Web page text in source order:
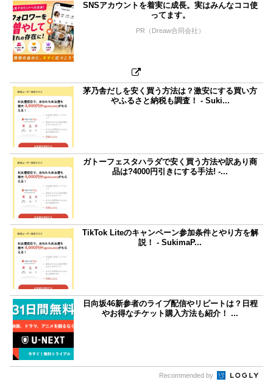
SNSアカウントを着実に成長。実はみんなココ使
ってます。
PR（Dreaw合同会社）
茅乃舎だしを安く買う方法は？激安にする買い方
やふるさと納税も調査！ - Suki...
ガトーフェスタハラダで安く買う方法や訳あり商
品は?4000円引きにする手法! -...
TikTok Liteのキャンペーン参加条件とやり方を解
説！ - SukimaP...
日向坂46新参者のライブ配信やリピートは？日程
やお得なチケット購入方法も紹介！ ...
Recommended by